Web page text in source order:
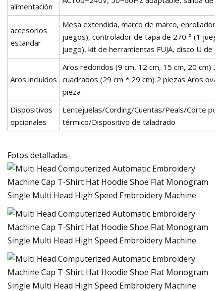
alimentación
accesorios
estandar
Mesa extendida, marco de marco, enrollador
juegos), controlador de tapa de 270 ° (1
juego), kit de herramientas FUJA, disco U de
Aros incluidos
Aros redondos (9 cm, 12 cm, 15 cm, 20 cm) 2
cuadrados (29 cm * 29 cm) 2 piezas Aros
pieza
Dispositivos
opcionales
Lentejuelas/Cording/Cuentas/Peals/Corte
térmico/Dispositivo de taladrado
Fotos detalladas